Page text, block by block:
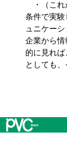
・（これ
条件で実験
ュニケー
企業から
的に見れ
としても